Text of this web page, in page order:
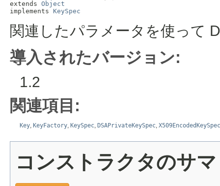
extends Object
implements KeySpec
関連したパラメータを使って
導入されたバージョン:
1.2
関連項目:
Key, KeyFactory, KeySpec, DSAPrivateKeySpec, X509EncodedKeySpec
コンストラクタのサ